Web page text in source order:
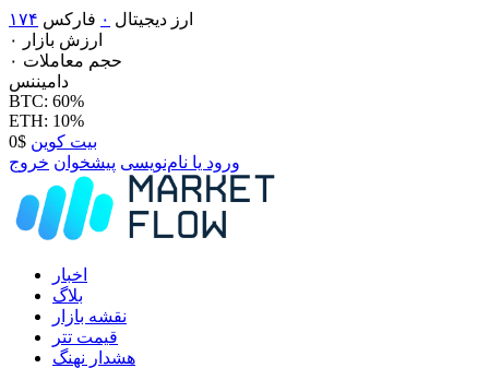
ارز دیجیتال ۰ فارکس ۱۷۴
ارزش بازار
۰
حجم معاملات ۰
دامیننس
BTC: 60%
ETH: 10%
بیت کوین $0
ورود یا نام‌نویسی پیشخوان خروج
اخبار
بلاگ
نقشه بازار
قیمت تتر
هشدار نهنگ